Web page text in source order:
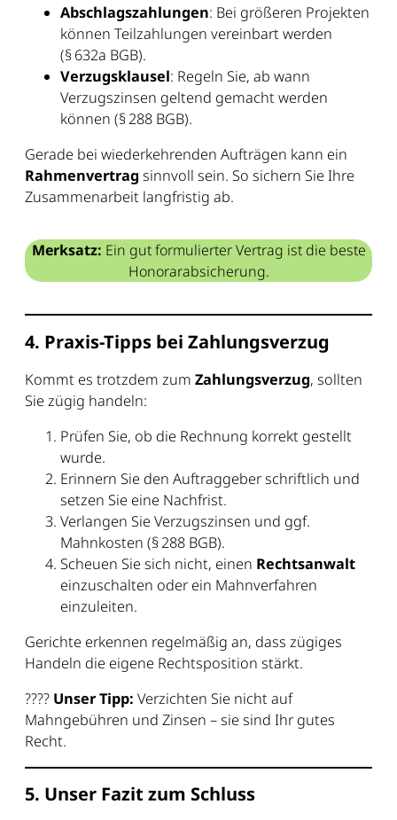
Abschlagszahlungen: Bei größeren Projekten
können Teilzahlungen vereinbart werden
(§ 632a BGB).
Verzugsklausel: Regeln Sie, ab wann
Verzugszinsen geltend gemacht werden
können (§ 288 BGB).
Gerade bei wiederkehrenden Aufträgen kann ein
Rahmenvertrag sinnvoll sein. So sichern Sie Ihre
Zusammenarbeit langfristig ab.
Merksatz: Ein gut formulierter Vertrag ist die beste
Honorarabsicherung.
4. Praxis-Tipps bei Zahlungsverzug
Kommt es trotzdem zum Zahlungsverzug, sollten
Sie zügig handeln:
Prüfen Sie, ob die Rechnung korrekt gestellt
wurde.
Erinnern Sie den Auftraggeber schriftlich und
setzen Sie eine Nachfrist.
Verlangen Sie Verzugszinsen und ggf.
Mahnkosten (§ 288 BGB).
Scheuen Sie sich nicht, einen Rechtsanwalt
einzuschalten oder ein Mahnverfahren
einzuleiten.
Gerichte erkennen regelmäßig an, dass zügiges
Handeln die eigene Rechtsposition stärkt.
???? Unser Tipp: Verzichten Sie nicht auf
Mahngebühren und Zinsen – sie sind Ihr gutes
Recht.
5. Unser Fazit zum Schluss